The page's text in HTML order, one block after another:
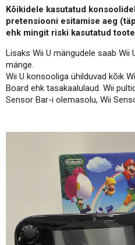
Kõikidele kasutatud
pretensiooni esitamise aeg
ehk mingit riski kasutatud
Lisaks Wii U mängudele saab Wii
mänge.
Wii U konsooliga ühilduvad kõik
Board ehk tasakaalulaud. Wii
Sensor Bar-i olemasolu, Wii